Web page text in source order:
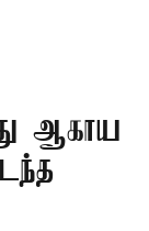
ஆகாய